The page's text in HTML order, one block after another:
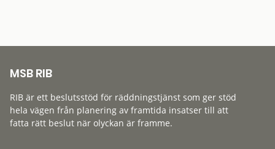
MSB RIB
RIB är ett beslutsstöd för räddningstjänst som ger stöd
hela vägen från planering av framtida insatser till att
fatta rätt beslut när olyckan är framme.